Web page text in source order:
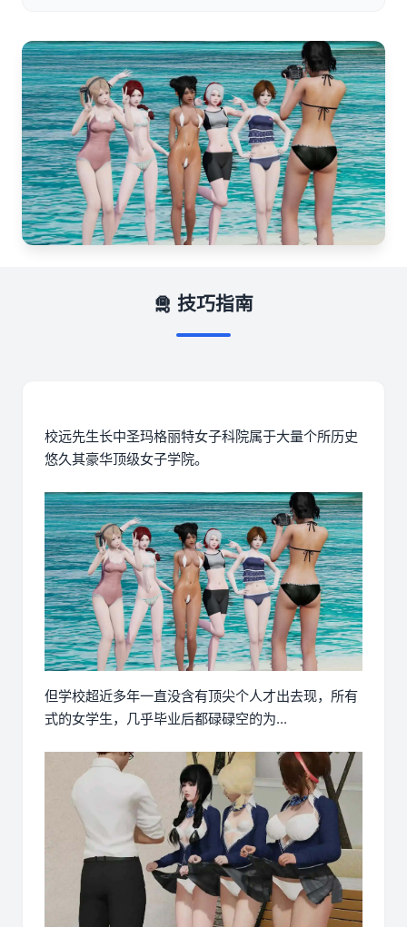
🛅 技巧指南
校远先生长中圣玛格丽特女子科院属于大量个所历史
悠久其豪华顶级女子学院。
但学校超近多年一直没含有顶尖个人才出去现，所有
式的女学生，几乎毕业后都碌碌空的为...